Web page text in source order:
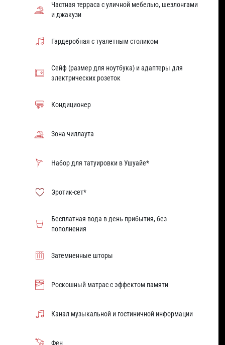
Частная терраса с уличной мебелью, шезлонгами
и джакузи
Гардеробная с туалетным столиком
Сейф (размер для ноутбука) и адаптеры для
электрических розеток
Кондиционер
Зона чиллаута
Набор для татуировки в Ушуайе*
Эротик-сет*
Бесплатная вода в день прибытия, без
пополнения
Затемненные шторы
Роскошный матрас с эффектом памяти
Канал музыкальной и гостиничной информации
Фен